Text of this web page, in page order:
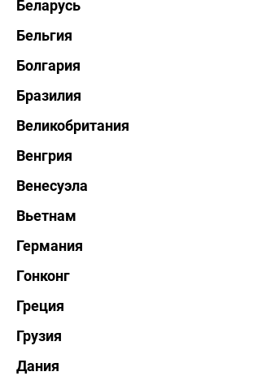
Беларусь
Бельгия
Болгария
Бразилия
Великобритания
Венгрия
Венесуэла
Вьетнам
Германия
Гонконг
Греция
Грузия
Дания